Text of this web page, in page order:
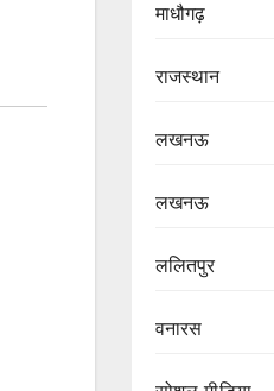
माधौगढ़
राजस्थान
लखनऊ
लखनऊ
ललितपुर
वनारस